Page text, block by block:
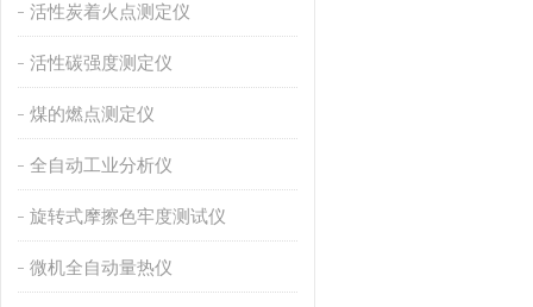
活性炭着火点测定仪
活性碳强度测定仪
煤的燃点测定仪
全自动工业分析仪
旋转式摩擦色牢度测试仪
微机全自动量热仪